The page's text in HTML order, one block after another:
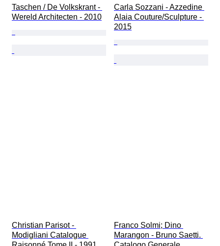
Taschen / De Volkskrant -
Wereld Architecten - 2010
Carla Sozzani - Azzedine
Alaia Couture/Sculpture -
2015
Christian Parisot -
Modigliani Catalogue
Franco Solmi; Dino
Marangon - Bruno Saetti.